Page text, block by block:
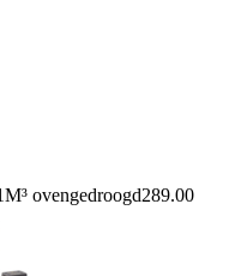
ovengedroogd289.00